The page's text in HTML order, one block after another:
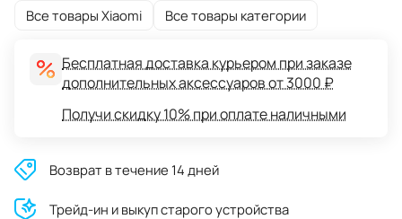
Все товары Xiaomi Все товары категории
Бесплатная доставка курьером при заказе
дополнительных аксессуаров от 3000 ₽
Получи скидку 10% при оплате наличными
Возврат в течение 14 дней
Трейд-ин и выкуп старого устройства